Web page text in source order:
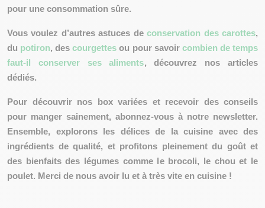
pour une consommation sûre.
Vous voulez d’autres astuces deconservation des carottes,
du potiron, descourgettes ou pour savoir combien de temps
faut-il conserver ses aliments, découvrez nos articles
dédiés.
Pour découvrir nos box variées et recevoir des conseils
pour manger sainement, abonnez-vous à notre newsletter.
Ensemble, explorons les délices de la cuisine avec des
ingrédients de qualité, et profitons pleinement du goût et
des bienfaits des légumes comme le brocoli, le chou et le
poulet. Merci de nous avoir lu et à très vite en cuisine !